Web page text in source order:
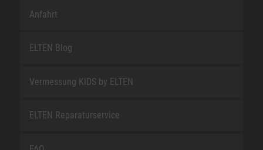
Anfahrt
ELTEN Blog
Vermessung KIDS by ELTEN
ELTEN Reparaturservice